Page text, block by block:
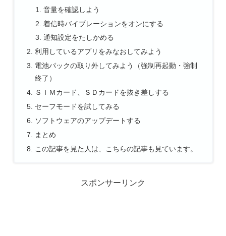
音量を確認しよう
着信時バイブレーションをオンにする
通知設定をたしかめる
利用しているアプリをみなおしてみよう
電池パックの取り外してみよう（強制再起動・強制
終了）
ＳＩＭカード、ＳＤカードを抜き差しする
セーフモードを試してみる
ソフトウェアのアップデートする
まとめ
この記事を見た人は、こちらの記事も見ています。
スポンサーリンク